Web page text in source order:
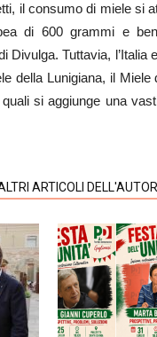
il consumo di miele si
di 600 grammi e
Divulga. Tuttavia,
della Lunigiana, il
si aggiunge una
ARTICOLI